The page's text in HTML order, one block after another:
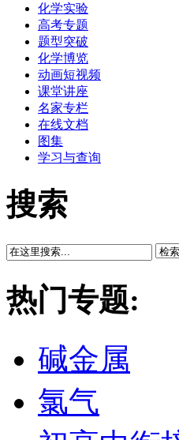
化学实验
高考专题
题型突破
化学博览
动画短视频
课堂讲座
名家专栏
在线文档
图集
学习与查询
搜索
热门专题:
碱金属
氯气